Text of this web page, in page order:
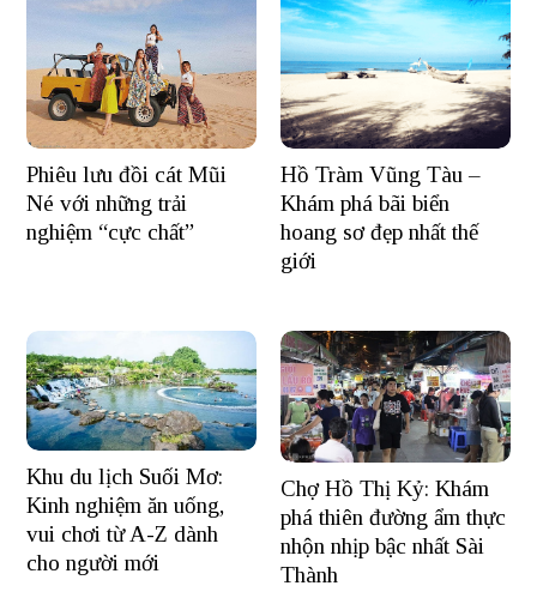
Phiêu lưu đồi cát Mũi
Né với những trải
nghiệm “cực chất”
Hồ Tràm Vũng Tàu –
Khám phá bãi biển
hoang sơ đẹp nhất thế
giới
Khu du lịch Suối Mơ:
Kinh nghiệm ăn uống,
vui chơi từ A-Z dành
cho người mới
Chợ Hồ Thị Kỷ: Khám
phá thiên đường ẩm thực
nhộn nhịp bậc nhất Sài
Thành